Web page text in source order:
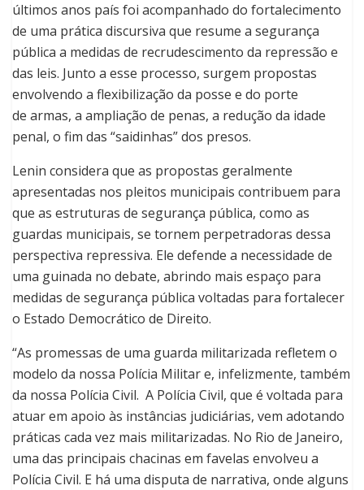
últimos anos país foi acompanhado do fortalecimento
de uma prática discursiva que resume a segurança
pública a medidas de recrudescimento da repressão e
das leis. Junto a esse processo, surgem propostas
envolvendo a flexibilização da posse e do porte
de armas, a ampliação de penas, a redução da idade
penal, o fim das “saidinhas” dos presos.
Lenin considera que as propostas geralmente
apresentadas nos pleitos municipais contribuem para
que as estruturas de segurança pública, como as
guardas municipais, se tornem perpetradoras dessa
perspectiva repressiva. Ele defende a necessidade de
uma guinada no debate, abrindo mais espaço para
medidas de segurança pública voltadas para fortalecer
o Estado Democrático de Direito.
“As promessas de uma guarda militarizada refletem o
modelo da nossa Polícia Militar e, infelizmente, também
da nossa Polícia Civil. A Polícia Civil, que é voltada para
atuar em apoio às instâncias judiciárias, vem adotando
práticas cada vez mais militarizadas. No Rio de Janeiro,
uma das principais chacinas em favelas envolveu a
Polícia Civil. E há uma disputa de narrativa, onde alguns